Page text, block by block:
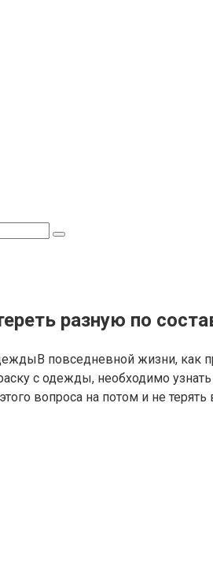
разную по
В повседневной жизни, как
с одежды, необходимо
вопроса на потом и не